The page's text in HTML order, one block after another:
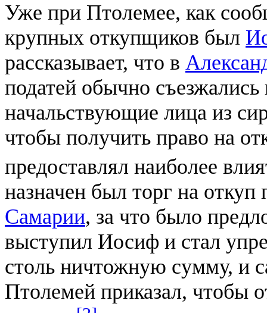
Уже при Птолемее, как
крупных откупщиков был
рассказывает, что в
податей обычно
начальствующие лица из
чтобы получить право на
предоставлял наиболее
назначен был торг на откуп
Самарии, за что было
выступил Иосиф и стал
столь ничтожную сумму, и
Птолемей приказал, чтобы